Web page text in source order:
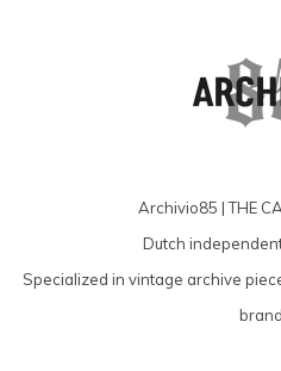
Archivio85 | THE
Dutch
Specialized in vintage archive